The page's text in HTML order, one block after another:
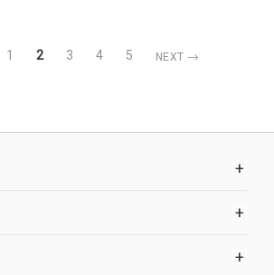
1 2 3 4 5 NEXT
+
+
+